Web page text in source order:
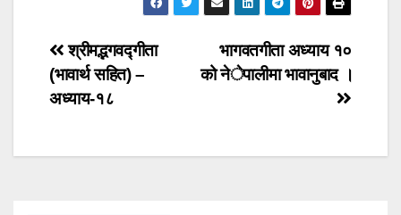
Post
navigation
भागवतगीता अध्याय १०
को नेपालीमा भावानुबाद ।
श्रीमद्भगवद्गीता
(भावार्थ सहित) –
अध्याय-१८